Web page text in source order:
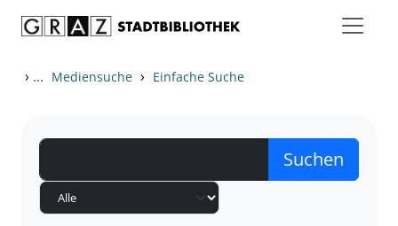
› ... Mediensuche › Einfache Suche